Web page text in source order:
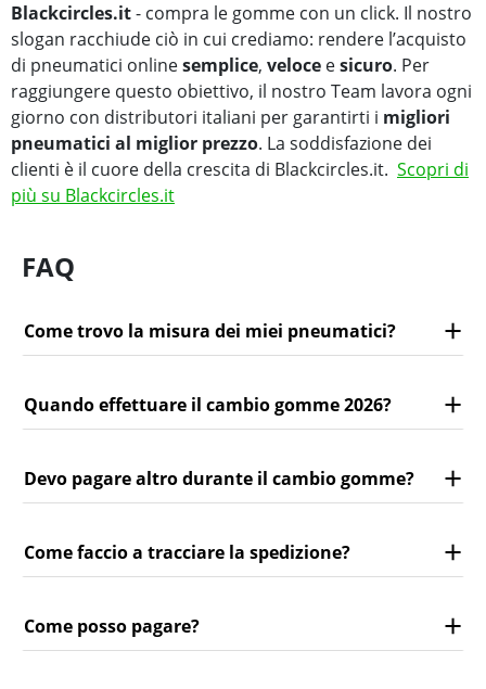
Blackcircles.it- compra le gomme con un click. Il nostro
slogan racchiude ciò in cui crediamo: rendere l’acquisto
di pneumatici onlinesemplice, veloce esicuro. Per
raggiungere questo obiettivo, il nostro Team lavora ogni
giorno con distributori italiani per garantirti i migliori
pneumatici al miglior prezzo. La soddisfazione dei
clienti è il cuore della crescita di Blackcircles.it. Scopri di
più su Blackcircles.it
FAQ
Come trovo la misura dei miei pneumatici?
Quando effettuare il cambio gomme 2026?
Devo pagare altro durante il cambio gomme?
Come faccio a tracciare la spedizione?
Come posso pagare?